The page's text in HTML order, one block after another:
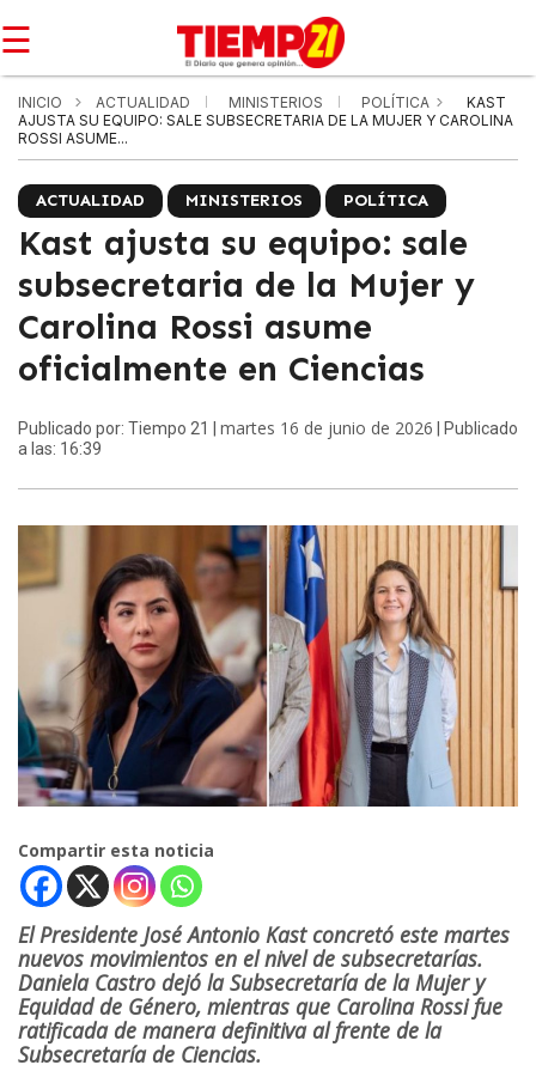
☰
INICIO ACTUALIDAD MINISTERIOS POLÍTICA
KAST
AJUSTA SU EQUIPO: SALE SUBSECRETARIA DE LA MUJER Y CAROLINA
ROSSI ASUME...
ACTUALIDAD MINISTERIOS POLÍTICA
Kast ajusta su equipo: sale
subsecretaria de la Mujer y
Carolina Rossi asume
oficialmente en Ciencias
Publicado por: Tiempo 21 | martes 16 de junio de 2026 | Publicado
a las: 16:39
Compartir esta noticia
El Presidente José Antonio Kast concretó este martes
nuevos movimientos en el nivel de subsecretarías.
Daniela Castro dejó la Subsecretaría de la Mujer y
Equidad de Género, mientras que Carolina Rossi fue
ratificada de manera definitiva al frente de la
Subsecretaría de Ciencias.